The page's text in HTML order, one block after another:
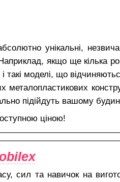
унікальні,
якщо ще кілька
такі моделі, що
металопластикових
підійдуть вашому
ціною!
сил та навичок на